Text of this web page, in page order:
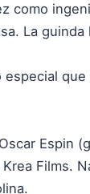
como
La
Espin
Films.